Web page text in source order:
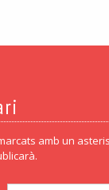
amb un